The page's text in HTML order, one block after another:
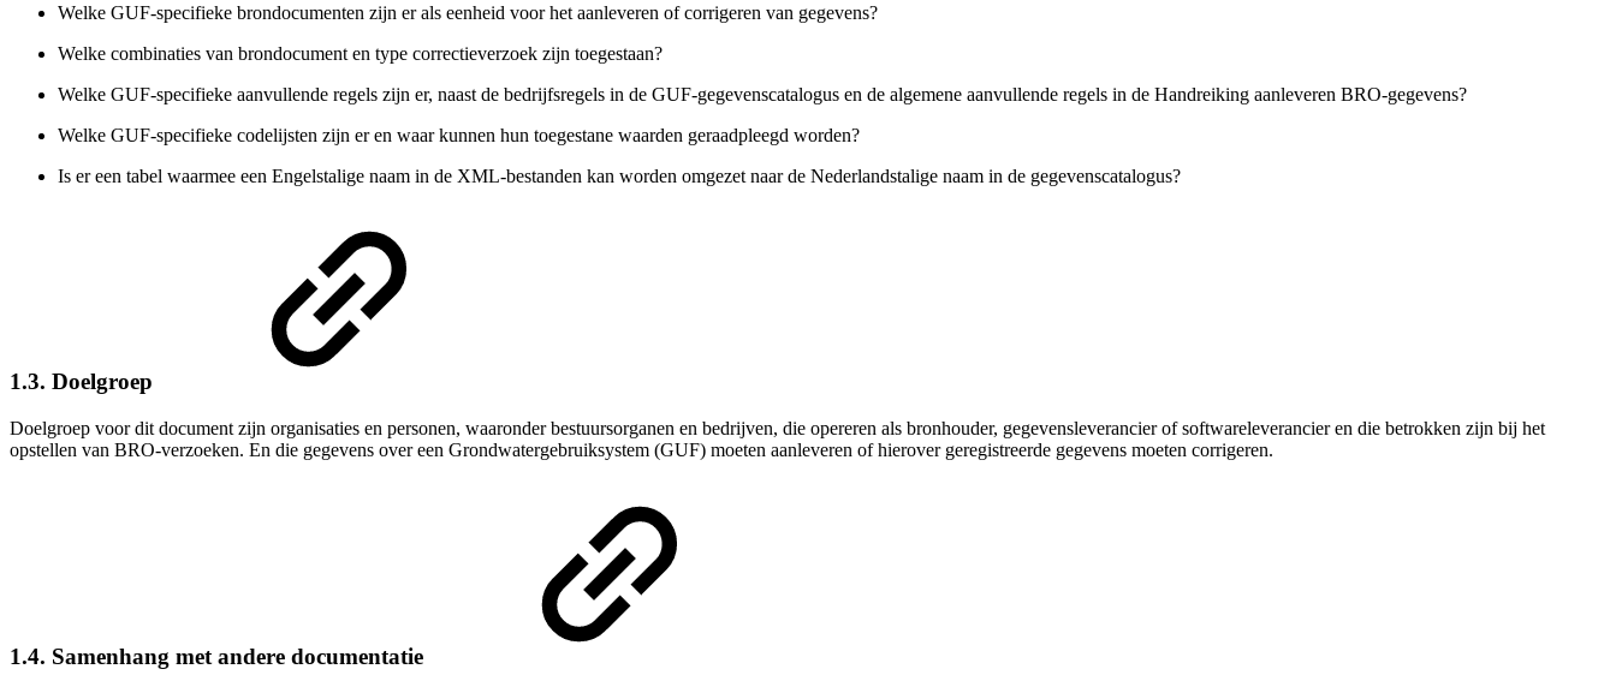
Welke GUF-specifieke brondocumenten zijn er als eenheid voor het aanleveren of corrigeren van gegevens?
Welke combinaties van brondocument en type correctieverzoek zijn toegestaan?
Welke GUF-specifieke aanvullende regels zijn er, naast de bedrijfsregels in de GUF-gegevenscatalogus en de algemene aanvullende regels in de Handreiking aanleveren BRO-gegevens?
Welke GUF-specifieke codelijsten zijn er en waar kunnen hun toegestane waarden geraadpleegd worden?
Is er een tabel waarmee een Engelstalige naam in de XML-bestanden kan worden omgezet naar de Nederlandstalige naam in de gegevenscatalogus?
1.3. Doelgroep
Doelgroep voor dit document zijn organisaties en personen, waaronder bestuursorganen en bedrijven, die opereren als bronhouder, gegevensleverancierof softwareleverancier en die betrokken zijn bij het
opstellen van BRO-verzoeken. En die gegevens over een Grondwatergebruiksystem (GUF) moeten aanleveren of hierover geregistreerde gegevens moeten corrigeren.
1.4. Samenhang met andere documentatie